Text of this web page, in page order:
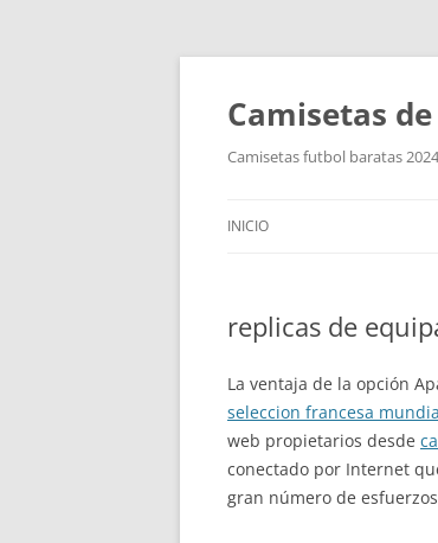
Camisetas
Camisetas futbol baratas
INICIO
replicas de
La ventaja de la opción
seleccion francesa
web propietarios desde
conectado por Internet
gran número de